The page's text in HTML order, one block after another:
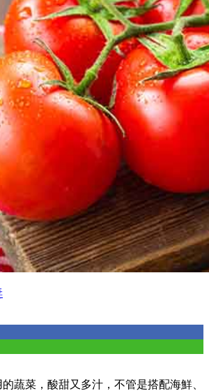
蔬菜，酸甜又多汁，不管是搭配海鮮、